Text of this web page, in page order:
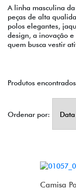
A linha masculina
peças de alta
polos elegantes,
design, a inovação
quem busca vestir
Produtos
Ordenar por:
Camisa